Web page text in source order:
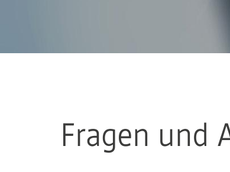
Fragen und